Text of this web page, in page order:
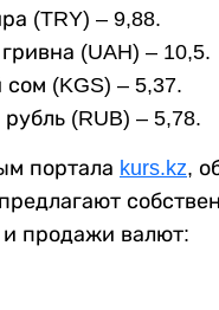
(TRY) – 9,88.
(UAH) – 10,5.
(KGS) – 5,37.
(RUB) – 5,78.
портала kurs.kz,
продажи валют: